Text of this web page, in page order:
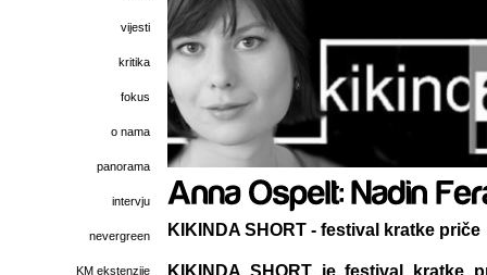
vijesti
kritika
fokus
o nama
panorama
intervju
nevergreen
KM ekstenzije
KIKINDA SHORT - festival kratke priče
KIKINDA SHORT je festival kratke